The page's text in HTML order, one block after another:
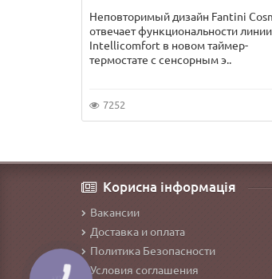
Неповторимый дизайн Fantini
отвечает функциональности линии
Intellicomfort в новом таймер-
термостате с сенсорным э..
7252
Корисна інформація
Вакансии
Доставка и оплата
Политика Безопасности
Условия соглашения